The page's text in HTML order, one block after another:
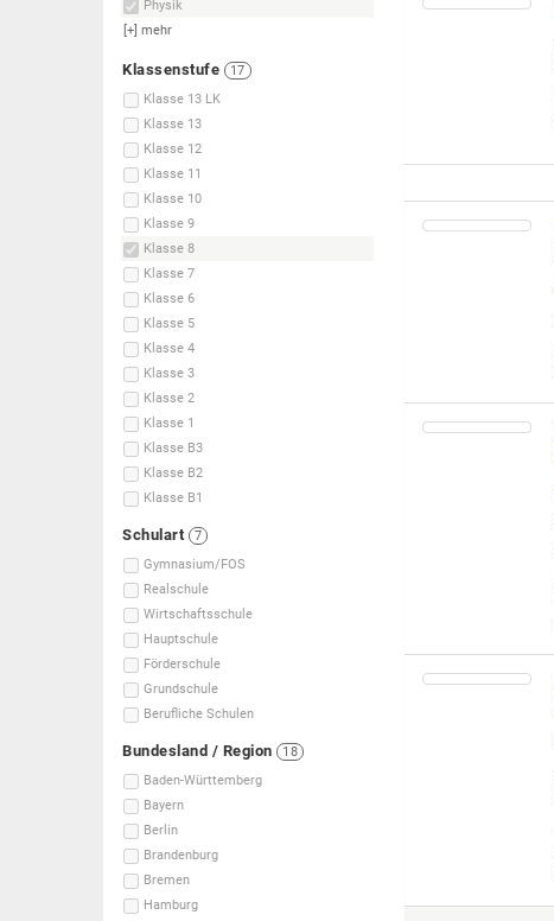
Physik
[+] mehr
Klassenstufe
17
Klasse 13 LK
Klasse 13
Klasse 12
Klasse 11
Klasse 10
Klasse 9
Klasse 8
Klasse 7
Klasse 6
Klasse 5
Klasse 4
Klasse 3
Klasse 2
Klasse 1
Klasse B3
Klasse B2
Klasse B1
Schulart
7
Gymnasium/FOS
Realschule
Wirtschaftsschule
Hauptschule
Förderschule
Grundschule
Berufliche Schulen
Bundesland / Region
18
Baden-Württemberg
Bayern
Berlin
Brandenburg
Bremen
Hamburg